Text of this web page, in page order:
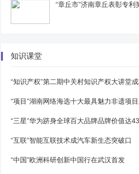
“章丘市”济南章丘表彰专利
知识课堂
“知识产权”第二期中关村知识产权大讲堂
“项目”湖南网络海选十大最具魅力非遗项
“三星”华为跻身全球百大品牌品牌价值达
“互联”智能互联技术成汽车新生态突破口
“中国”欧洲科研创新中国行在武汉首发